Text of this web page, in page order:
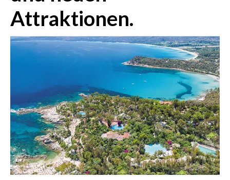
BANDI
SPORT IN SARDEGNA
CALCIO REGIONALE
BASKET
VOLLEY
MOTORI
TENNIS
Attraktionen.